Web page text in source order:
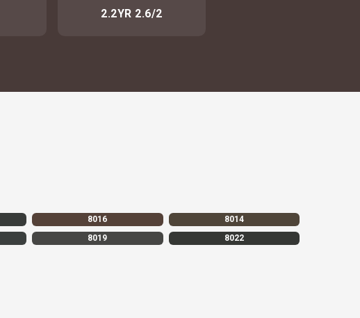
2.2YR 2.6/2
8016
8014
8019 8022